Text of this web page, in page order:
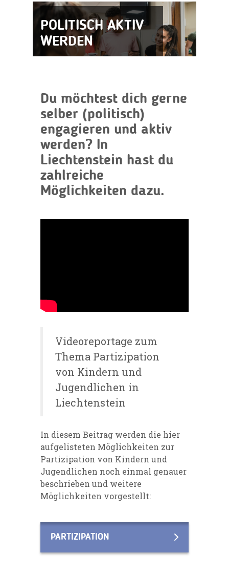
POLITISCH AKTIV
WERDEN
Du möchtest dich gerne
selber (politisch)
engagieren und aktiv
werden? In
Liechtenstein hast du
zahlreiche
Möglichkeiten dazu.
Videoreportage zum
Thema Partizipation
von Kindern und
Jugendlichen in
Liechtenstein
In diesem Beitrag werden die hier
aufgelisteten Möglichkeiten zur
Partizipation von Kindern und
Jugendlichen noch einmal genauer
beschrieben und weitere
Möglichkeiten vorgestellt:
PARTIZIPATION